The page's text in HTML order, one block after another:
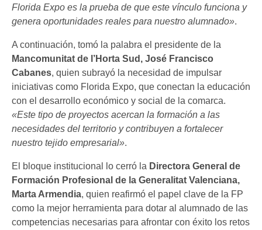
Florida Expo es la prueba de que este vínculo funciona y
genera oportunidades reales para nuestro alumnado».
A continuación, tomó la palabra el presidente de la
Mancomunitat de l’Horta Sud, José Francisco
Cabanes, quien subrayó la necesidad de impulsar
iniciativas como Florida Expo, que conectan la educación
con el desarrollo económico y social de la comarca.
«Este tipo de proyectos acercan la formación a las
necesidades del territorio y contribuyen a fortalecer
nuestro tejido empresarial».
El bloque institucional lo cerró la Directora General de
Formación Profesional de la Generalitat Valenciana,
Marta Armendia, quien reafirmó el papel clave de la FP
como la mejor herramienta para dotar al alumnado de las
competencias necesarias para afrontar con éxito los retos